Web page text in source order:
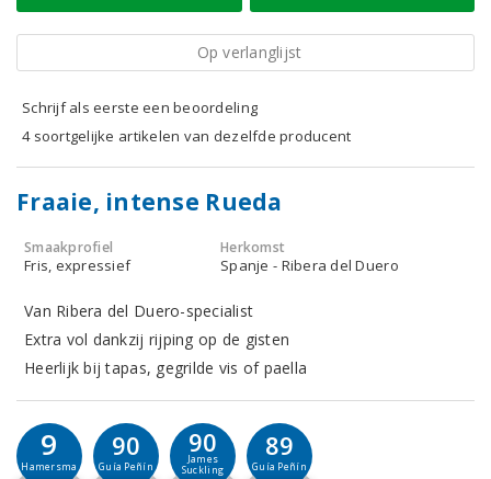
Op verlanglijst
Schrijf als eerste een beoordeling
4 soortgelijke artikelen van dezelfde producent
Fraaie, intense Rueda
Smaakprofiel
Fris, expressief
Herkomst
Spanje - Ribera del Duero
Van Ribera del Duero-specialist
Extra vol dankzij rijping op de gisten
Heerlijk bij tapas, gegrilde vis of paella
9
Hamersma
90
Guía Peñín
90
James
Suckling
89
Guía Peñín